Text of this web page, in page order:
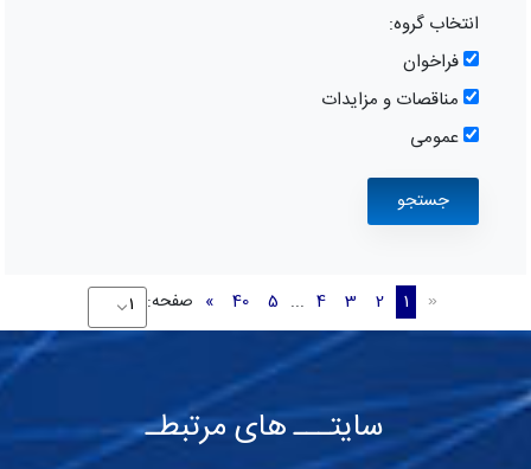
انتخاب گروه:
فراخوان
مناقصات و مزایدات
عمومی
«
1
2
3
4
...
5
40
» صفحه:
سایتـــ های مرتبطـ